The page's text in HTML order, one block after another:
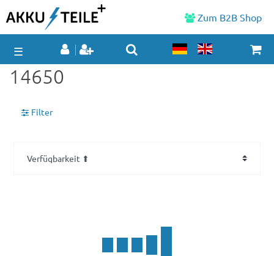
Zum B2B Shop
☰
14650
Filter